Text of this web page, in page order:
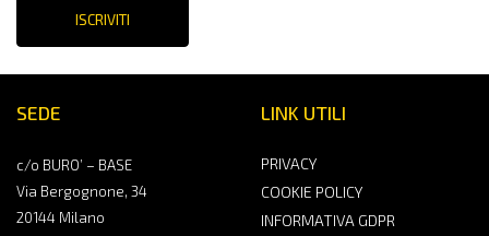
SEDE
c/o BURO’ – BASE
Via Bergognone, 34
20144 Milano
LINK UTILI
PRIVACY
COOKIE POLICY
INFORMATIVA GDPR
ISCRIVITI